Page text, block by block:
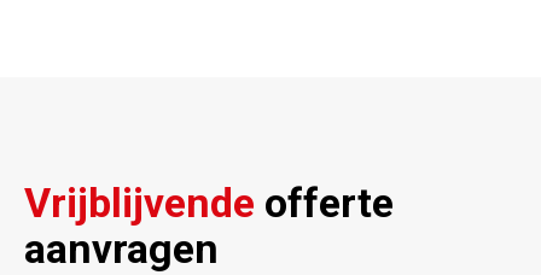
Vrijblijvende offerte
aanvragen